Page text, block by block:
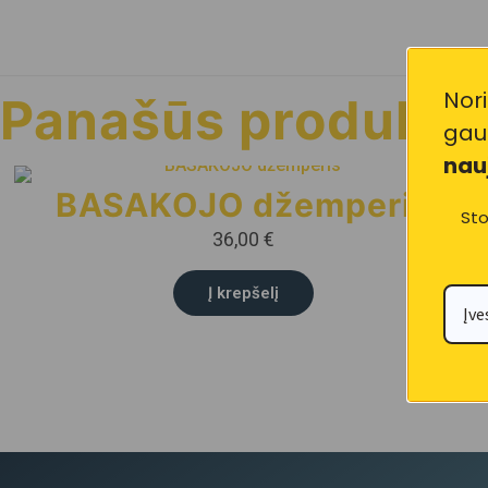
Panašūs
BASAKOJO džemperis
36,00€
Į krepšelį